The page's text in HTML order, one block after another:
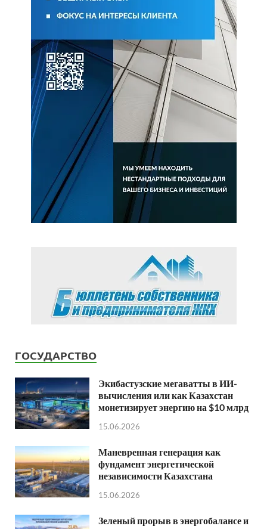
ГОСУДАРСТВО
Экибастузские мегаватты в ИИ-
вычисления или как Казахстан
монетизирует энергию на $10 млрд
15.06.2026
Маневренная генерация как
фундамент энергетической
независимости Казахстана
15.06.2026
Зеленый прорыв в энергобалансе и